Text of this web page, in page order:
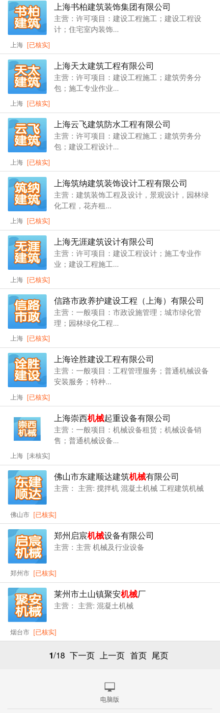
上海书柏建筑装饰集团有限公司
主营：许可项目：建设工程施工；建设工程设
计；住宅室内装饰...
上海 [已核实]
上海天太建筑工程有限公司
主营：许可项目：建设工程施工；建筑劳务分
包；施工专业作业...
上海 [已核实]
上海云飞建筑防水工程有限公司
主营：许可项目：建设工程施工；建筑劳务分
包；建设工程设计...
上海 [已核实]
上海筑纳建筑装饰设计工程有限公司
主营：建筑装饰工程及设计，景观设计，园林绿
化工程，花卉租...
上海 [已核实]
上海无涯建筑设计有限公司
主营：许可项目：建设工程设计；施工专业作
业；建设工程施工...
上海 [已核实]
信路市政养护建设工程（上海）有限公司
主营：一般项目：市政设施管理；城市绿化管
理；园林绿化工程...
上海 [已核实]
上海诠胜建设工程有限公司
主营：一般项目：工程管理服务；普通机械设备
安装服务；特种...
上海 [已核实]
上海崇西机械起重设备有限公司
主营：一般项目：机械设备租赁；机械设备销
售；普通机械设备...
上海 [未核实]
佛山市东建顺达建筑机械有限公司
主营： 主营: 搅拌机 混凝土机械 工程建筑机械
佛山市 [已核实]
郑州启宸机械设备有限公司
主营：主营 机械及行业设备
郑州市 [已核实]
莱州市土山镇聚安机械厂
主营： 主营: 混凝土机械
烟台市 [已核实]
1/18 下一页 上一页 首页 尾页
电脑版